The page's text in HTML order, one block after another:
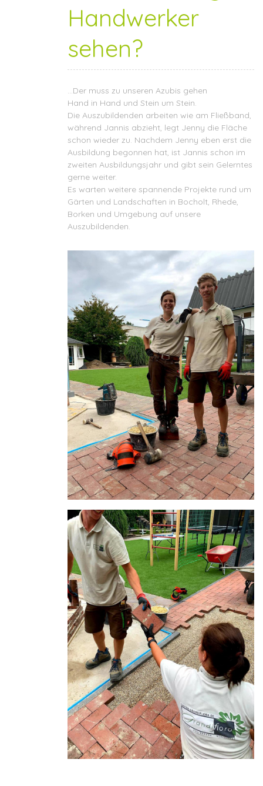
Handwerker
sehen?
…Der muss zu unseren Azubis gehen
Hand in Hand und Stein um Stein.
Die Auszubildenden arbeiten wie am Fließband,
während Jannis abzieht, legt Jenny die Fläche
schon wieder zu. Nachdem Jenny eben erst die
Ausbildung begonnen hat, ist Jannis schon im
zweiten Ausbildungsjahr und gibt sein Gelerntes
gerne weiter.
Es warten weitere spannende Projekte rund um
Gärten und Landschaften in Bocholt, Rhede,
Borken und Umgebung auf unsere
Auszubildenden.